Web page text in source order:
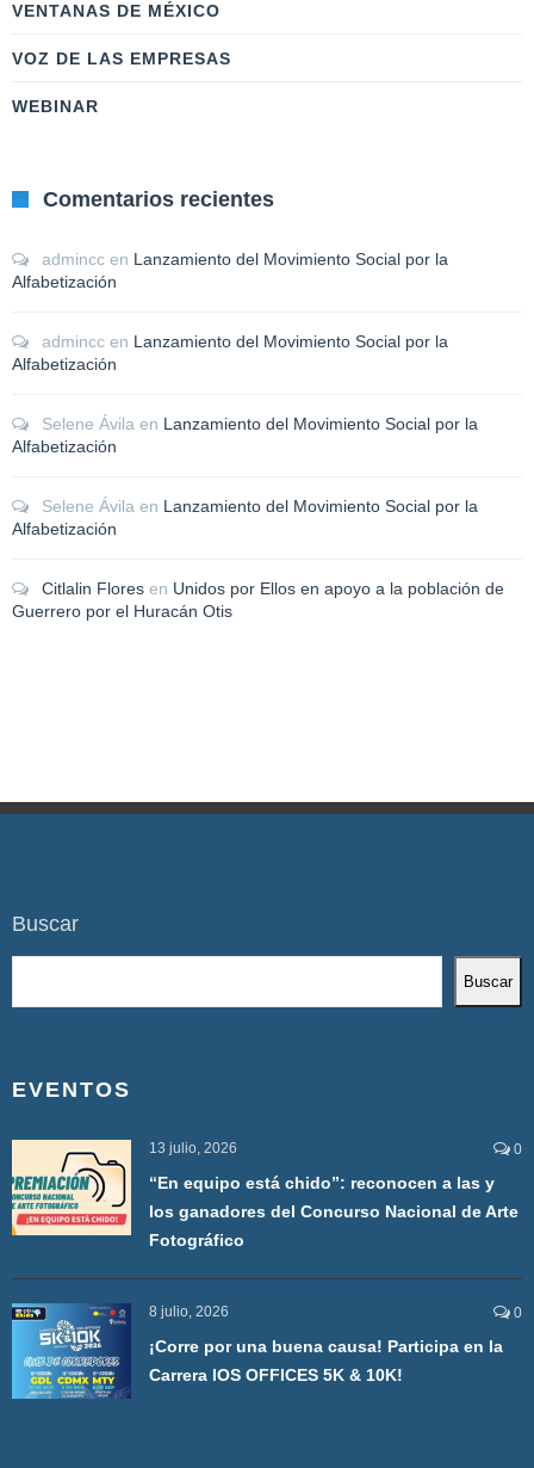
VENTANAS DE MÉXICO
VOZ DE LAS EMPRESAS
WEBINAR
Comentarios recientes
admincc en Lanzamiento del Movimiento Social por la
Alfabetización
admincc en Lanzamiento del Movimiento Social por la
Alfabetización
Selene Ávila en Lanzamiento del Movimiento Social por la
Alfabetización
Selene Ávila en Lanzamiento del Movimiento Social por la
Alfabetización
Citlalin Flores en Unidos por Ellos en apoyo a la población de
Guerrero por el Huracán Otis
Buscar
Buscar
EVENTOS
13 julio, 2026 0
“En equipo está chido”: reconocen a las y
los ganadores del Concurso Nacional de Arte
Fotográfico
8 julio, 2026 0
¡Corre por una buena causa! Participa en la
Carrera IOS OFFICES 5K & 10K!